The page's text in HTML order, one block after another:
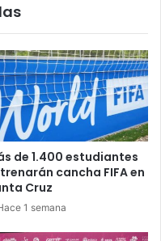
de 1.400 estudiantes
cancha FIFA en
Cruz
1 semana